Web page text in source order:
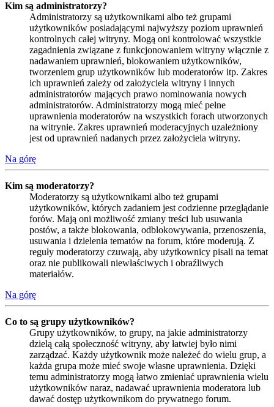
Kim są administratorzy?
Administratorzy są użytkownikami albo też grupami
użytkowników posiadającymi najwyższy poziom uprawnień
kontrolnych całej witryny. Mogą oni kontrolować wszystkie
zagadnienia związane z funkcjonowaniem witryny włącznie z
nadawaniem uprawnień, blokowaniem użytkowników,
tworzeniem grup użytkowników lub moderatorów itp. Zakres
ich uprawnień zależy od założyciela witryny i innych
administratorów mających prawo nominowania nowych
administratorów. Administratorzy mogą mieć pełne
uprawnienia moderatorów na wszystkich forach utworzonych
na witrynie. Zakres uprawnień moderacyjnych uzależniony
jest od uprawnień nadanych przez założyciela witryny.
Na górę
Kim są moderatorzy?
Moderatorzy są użytkownikami albo też grupami
użytkowników, których zadaniem jest codzienne przeglądanie
forów. Mają oni możliwość zmiany treści lub usuwania
postów, a także blokowania, odblokowywania, przenoszenia,
usuwania i dzielenia tematów na forum, które moderują. Z
reguły moderatorzy czuwają, aby użytkownicy pisali na temat
oraz nie publikowali niewłaściwych i obraźliwych
materiałów.
Na górę
Co to są grupy użytkowników?
Grupy użytkowników, to grupy, na jakie administratorzy
dzielą całą społeczność witryny, aby łatwiej było nimi
zarządzać. Każdy użytkownik może należeć do wielu grup, a
każda grupa może mieć swoje własne uprawnienia. Dzięki
temu administratorzy mogą łatwo zmieniać uprawnienia wielu
użytkowników naraz, nadawać uprawnienia moderatora lub
dawać dostęp użytkownikom do prywatnego forum.